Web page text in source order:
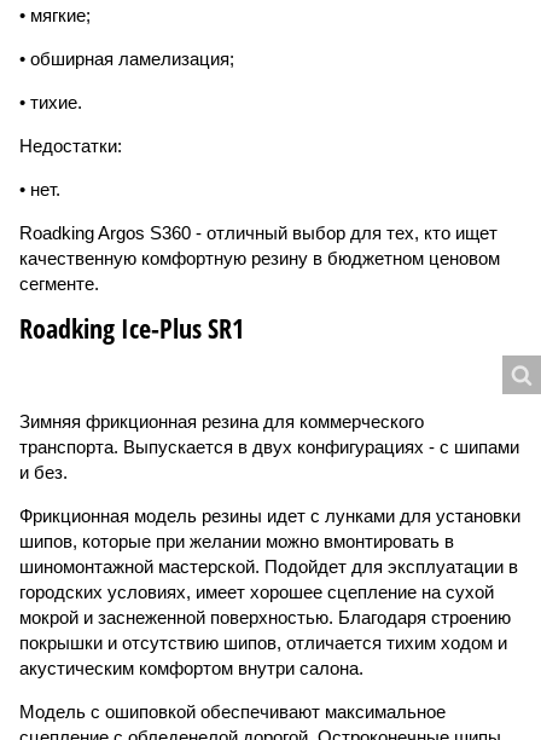
• мягкие;
• обширная ламелизация;
• тихие.
Недостатки:
• нет.
Roadking Argos S360 - отличный выбор для тех, кто ищет
качественную комфортную резину в бюджетном ценовом
сегменте.
Roadking Ice-Plus SR1
Зимняя фрикционная резина для коммерческого
транспорта. Выпускается в двух конфигурациях - с шипами
и без.
Фрикционная модель резины идет с лунками для установки
шипов, которые при желании можно вмонтировать в
шиномонтажной мастерской. Подойдет для эксплуатации в
городских условиях, имеет хорошее сцепление на сухой
мокрой и заснеженной поверхностью. Благодаря строению
покрышки и отсутствию шипов, отличается тихим ходом и
акустическим комфортом внутри салона.
Модель с ошиповкой обеспечивают максимальное